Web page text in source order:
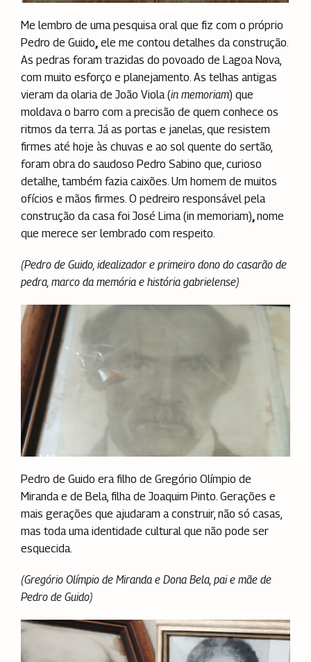
Me lembro de uma pesquisa oral que fiz com o próprio
Pedro de Guido, ele me contou detalhes da construção.
As pedras foram trazidas do povoado de Lagoa Nova,
com muito esforço e planejamento. As telhas antigas
vieram da olaria de João Viola (in memoriam) que
moldava o barro com a precisão de quem conhece os
ritmos da terra. Já as portas e janelas, que resistem
firmes até hoje às chuvas e ao sol quente do sertão,
foram obra do saudoso Pedro Sabino que, curioso
detalhe, também fazia caixões. Um homem de muitos
ofícios e mãos firmes. O pedreiro responsável pela
construção da casa foi José Lima (in memoriam),nome
que merece ser lembrado com respeito.
(Pedro de Guido, idealizadore primeiro dono do casarão de
pedra, marco da memória e história gabrielense)
Pedro de Guido era filho de Gregório Olímpio de
Miranda e de Bela, filha de Joaquim Pinto. Gerações e
mais gerações que ajudaram a construir, não só casas,
mas toda uma identidade cultural que não pode ser
esquecida.
(Gregório Olímpio de Miranda e Dona Bela, pai e mãe de
Pedro de Guido)